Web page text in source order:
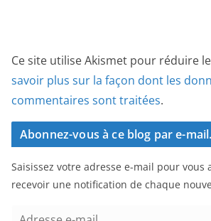
Ce site utilise Akismet pour réduire
savoir plus sur la façon dont les
commentaires sont traitées.
Abonnez-vous à ce blog par e-mail.
Saisissez votre adresse e-mail pour vous
recevoir une notification de chaque